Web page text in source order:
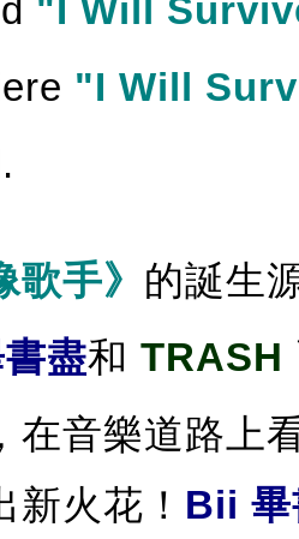
"I Will
"I Will
歌手》 的誕生
盡和 TRASH
在音樂道路上
新火花！ Bii 畢